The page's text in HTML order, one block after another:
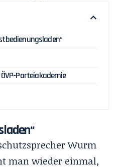
Parteiakademie
Wurm
man wieder einmal,